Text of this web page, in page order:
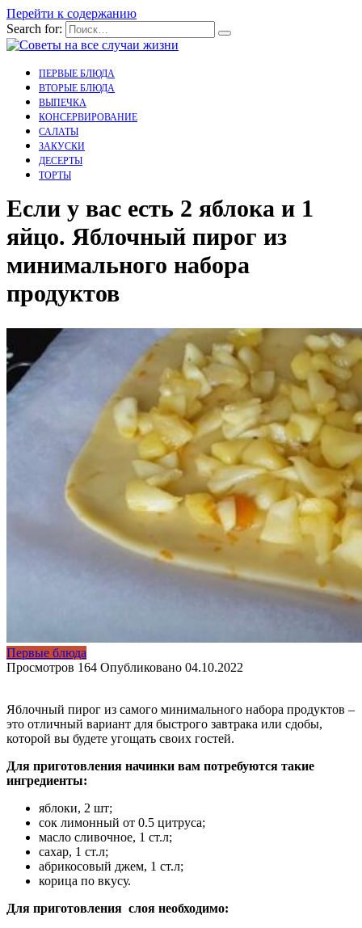
Перейти к содержанию
Search for:
ПЕРВЫЕ БЛЮДА
ВТОРЫЕ БЛЮДА
ВЫПЕЧКА
КОНСЕРВИРОВАНИЕ
САЛАТЫ
ЗАКУСКИ
ДЕСЕРТЫ
ТОРТЫ
Если у вас есть 2 яблока и 1
яйцо. Яблочный пирог из
минимального набора
продуктов
Первые блюда
Просмотров 164 Опубликовано 04.10.2022
Яблочный пирог из самого минимального набора продуктов –
это отличный вариант для быстрого завтрака или сдобы,
которой вы будете угощать своих гостей.
Для приготовления начинки вам потребуются такие
ингредиенты:
яблоки, 2 шт;
сок лимонный от 0.5 цитруса;
масло сливочное, 1 ст.л;
сахар, 1 ст.л;
абрикосовый джем, 1 ст.л;
корица по вкусу.
Для приготовления слоя необходимо: